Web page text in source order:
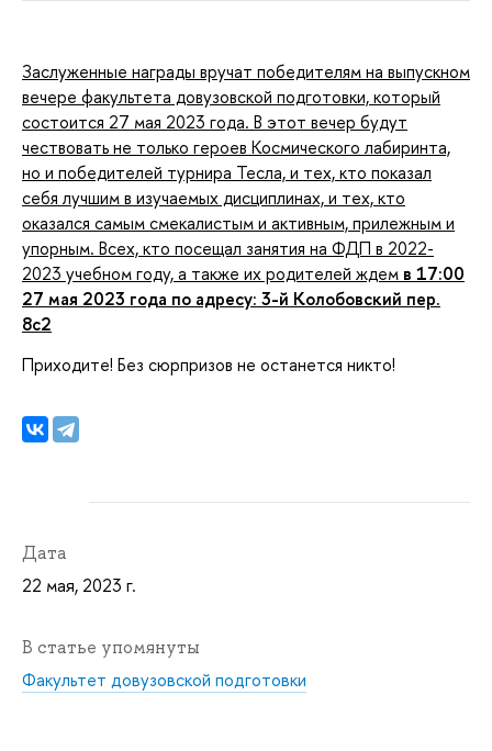
Заслуженные награды вручат победителям на выпускном
вечере факультета довузовской подготовки, который
состоится 27 мая 2023 года. В этот вечер будут
чествовать не только героев Космического лабиринта,
но и победителей турнира Тесла, и тех, кто показал
себя лучшим в изучаемых дисциплинах, и тех, кто
оказался самым смекалистым и активным, прилежным и
упорным. Всех, кто посещал занятия на ФДП в 2022-
2023 учебном году, а также их родителей ждем в 17:00
27 мая 2023 года по адресу: 3-й Колобовский пер.
8с2
Приходите! Без сюрпризов не останется никто!
Дата
22 мая, 2023 г.
В статье упомянуты
Факультет довузовской подготовки